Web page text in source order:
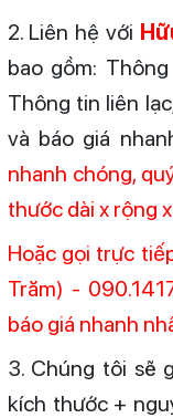
2. Liên hệ với
bao gồm:
Thông tin liên
và báo giá
nhanh chóng,
thước dài x rộng
Hoặc gọi trực
Trăm) -
báo giá nhanh
3. Chúng tôi sẽ
kích thước +